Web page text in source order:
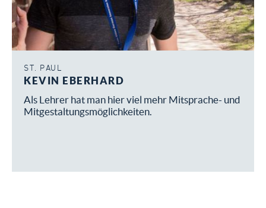
ST. PAUL
KEVIN EBERHARD
Als Lehrer hat man hier viel mehr Mitsprache- und
Mitgestaltungsmöglichkeiten.